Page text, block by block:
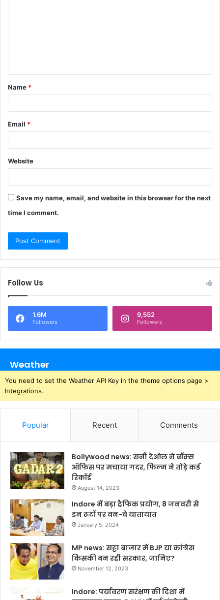
t
*
Name *
Email *
Website
Save my name, email, and website in this browser for the next
time I comment.
Follow Us
1.6M
Followers
9,552
Followers
Weather
You need to set the Weather API Key in the theme options page >
Integrations.
Popular Recent Comments
Bollywood news: सनी देओल ने बॉक्स
ऑफिस पर मचाया गदर, फिल्म ने तोड़े कई
रिकॉर्ड
August 14, 2023
Indore में बड़ा ट्रैफिक प्रयोग, 8 जनवरी से
इन रूटों पर वन-वे यातायात
January 5, 2024
MP news: सट्टा बाजार में BJP या कांग्रेस
किसकी बन रही सरकार, जानिए?
November 12, 2023
Indore: पर्यावरण सरंक्षण की दिशा में